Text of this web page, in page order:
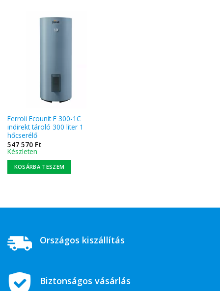
Ferroli Ecounit F 300-1C
indirekt tároló 300 liter 1
hőcserélő
547 570 Ft
Készleten
KOSÁRBA TESZEM
Országos kiszállítás
Biztonságos vásárlás